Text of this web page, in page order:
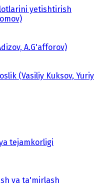
yetishtirish
A.G'afforov)
(Vasiliy Kuksov, Yuriy
tejamkorligi
va ta'mirlash